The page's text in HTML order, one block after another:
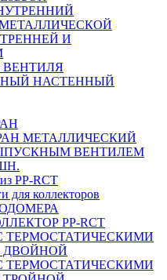
И
ВЕНТИЛЯ
НАСТЕННЫЙ
МЕТАЛЛИЧЕСКИЙ
ВЕНТИЛЕМ
PP-RCT
для коллекторов
PP-RCT
ТЕРМОСТАТИЧЕСКИМИ
ДВОЙНОЙ
ТЕРМОСТАТИЧЕСКИМИ